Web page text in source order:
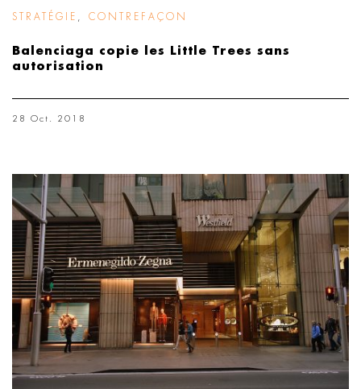
STRATÉGIE CONTREFAÇON
Balenciaga copie les Little Trees sans
autorisation
28 Oct. 2018